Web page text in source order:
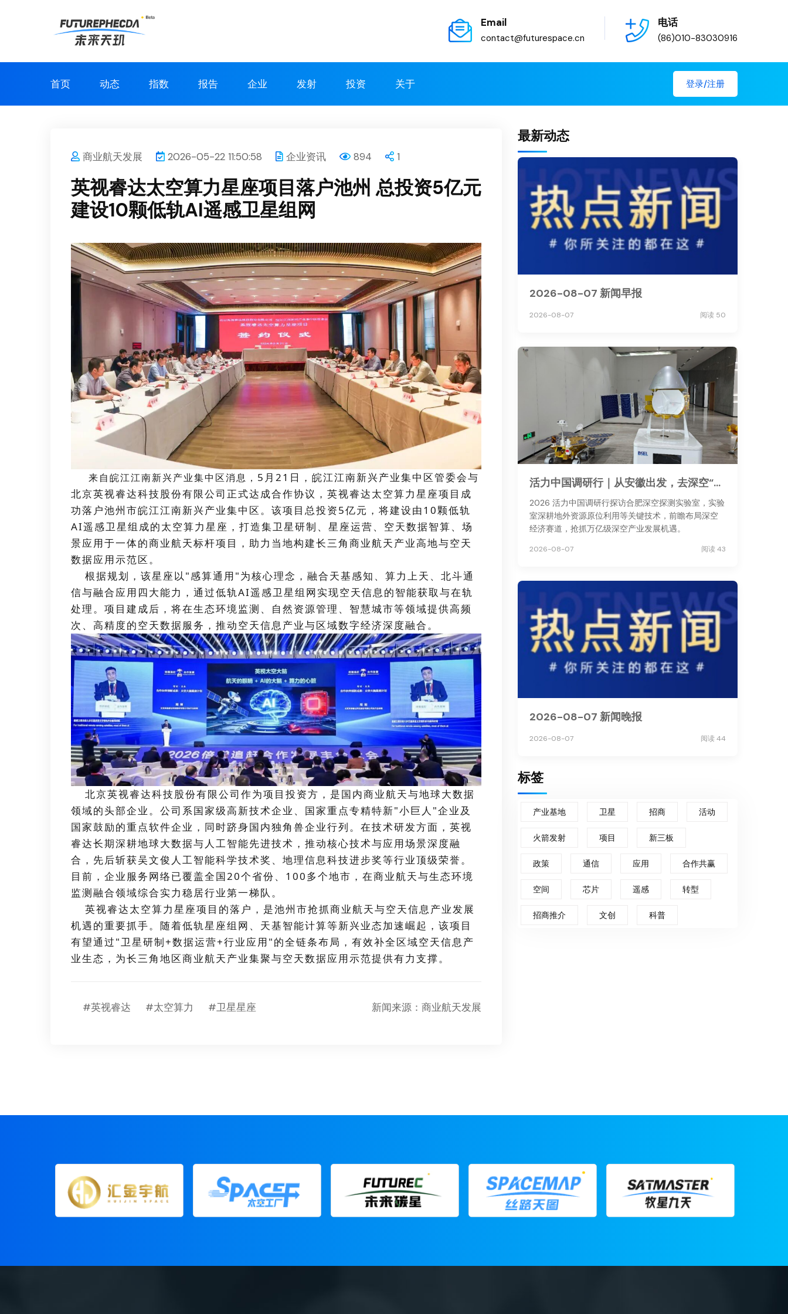
Email
contact@futurespace.cn
电话
(86)010-83030916
首页 动态 指数 报告 企业 发射 投资 关于 登录/注册
商业航天发展 2026-05-22 11:50:58 企业资讯 894 1
英视睿达太空算力星座项目落户池州 总投资5亿元
建设10颗低轨AI遥感卫星组网
来自皖江江南新兴产业集中区消息， 5月21日，皖江江南新兴产业集中区管委会与
北京英视睿达科技股份有限公司正式达成合作协议，英视睿达太空算力星座项目成
功落户池州市皖江江南新兴产业集中区。该项目总投资5亿元，将建设由10颗低轨
AI遥感卫星组成的太空算力星座，打造集卫星研制、星座运营、空天数据智算、场
景应用于一体的商业航天标杆项目，助力当地构建长三角商业航天产业高地与空天
数据应用示范区。
根据规划，该星座以"感算通用"为核心理念，融合天基感知、算力上天、北斗通
信与融合应用四大能力，通过低轨AI遥感卫星组网实现空天信息的智能获取与在轨
处理。项目建成后，将在生态环境监测、自然资源管理、智慧城市等领域提供高频
次、高精度的空天数据服务，推动空天信息产业与区域数字经济深度融合。
北京英视睿达科技股份有限公司作为项目投资方，是国内商业航天与地球大数据
领域的头部企业。公司系国家级高新技术企业、国家重点专精特新"小巨人"企业及
国家鼓励的重点软件企业，同时跻身国内独角兽企业行列。在技术研发方面，英视
睿达长期深耕地球大数据与人工智能先进技术，推动核心技术与应用场景深度融
合，先后斩获吴文俊人工智能科学技术奖、地理信息科技进步奖等行业顶级荣誉。
目前，企业服务网络已覆盖全国20个省份、100多个地市，在商业航天与生态环境
监测融合领域综合实力稳居行业第一梯队。
英视睿达太空算力星座项目的落户，是池州市抢抓商业航天与空天信息产业发展
机遇的重要抓手。随着低轨星座组网、天基智能计算等新兴业态加速崛起，该项目
有望通过"卫星研制+数据运营+行业应用"的全链条布局，有效补全区域空天信息产
业生态，为长三角地区商业航天产业集聚与空天数据应用示范提供有力支撑。
#英视睿达 #太空算力 #卫星星座 新闻来源：商业航天发展
最新动态
2026-08-07 新闻早报
2026-08-07 阅读 50
活力中国调研行｜从安徽出发，去深空“安家”
2026 活力中国调研行探访合肥深空探测实验室，实验
室深耕地外资源原位利用等关键技术，前瞻布局深空
经济赛道，抢抓万亿级深空产业发展机遇。
2026-08-07 阅读 43
2026-08-07 新闻晚报
2026-08-07 阅读 44
标签
产业基地 卫星 招商 活动
火箭发射 项目 新三板
政策 通信 应用 合作共赢
空间 芯片 遥感 转型
招商推介 文创 科普